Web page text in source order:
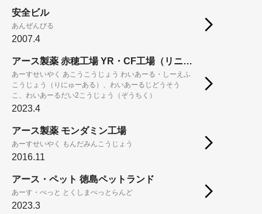
安全ビル
あんぜんびる
2007.4
アース製薬 赤穂工場 YR・CF工場（リニューアル）、YR自動倉庫、YR第2工場（増築）
あーすせいやく あこうこうじょう わいあーる・しーえふ
こうじょう（りにゅーある）、わいあーるじどうそう
こ、わいあーるだい2こうじょう（ぞうちく）
2023.4
アース製薬 モンダミン工場
あーすせいやく もんだみんこうじょう
2016.11
アース・ペット 徳島ペットランド
あーす・ぺっと とくしまぺっとらんど
2023.3